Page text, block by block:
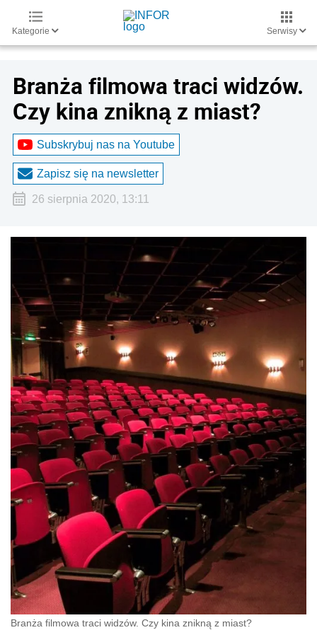
Kategorie Serwisy
Branża filmowa traci widzów.
Czy kina znikną z miast?
Subskrybuj nas na Youtube
Zapisz się na newsletter
26 sierpnia 2020, 13:11
Branża filmowa traci widzów. Czy kina znikną z miast?